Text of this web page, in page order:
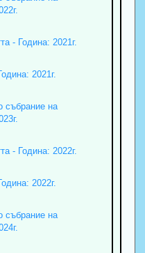
- Година: 2021г.
2021г.
събрание на
- Година: 2022г.
2022г.
събрание на